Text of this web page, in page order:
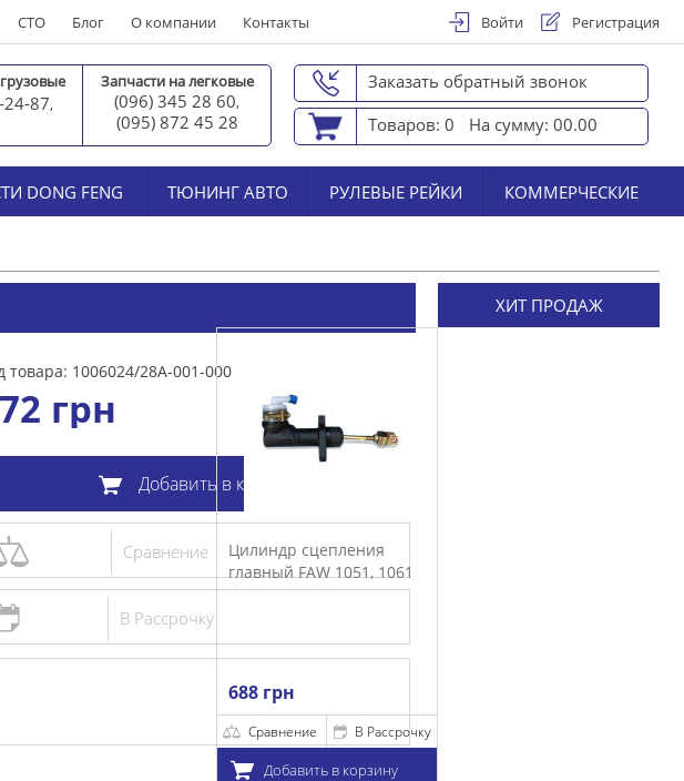
СТО Блог О компании Контакты Войти Регистрация
24-87,
Запчасти на легковые
(096) 345 28 60,
(095) 872 45 28
Заказать обратный звонок
Товаров: 0
На сумму: 00.00
DONG FENG ТЮНИНГ АВТО РУЛЕВЫЕ РЕЙКИ КОММЕРЧЕСКИЕ
товара: 1006024/28А-001-000
грн
Добавить в корзину
Сравнение
В Рассрочку
ХИТ ПРОДАЖ
Цилиндр сцепления
главный FAW 1051, 1061
В Рассрочку
Добавить в корзину